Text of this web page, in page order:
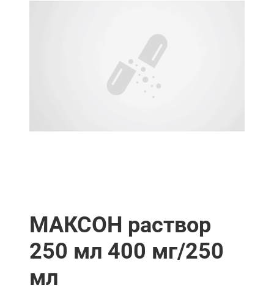
МАКСОН раствор
250 мл 400 мг/250
мл